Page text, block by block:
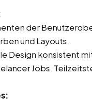
der
und Layouts.
Design konsistent
Jobs,